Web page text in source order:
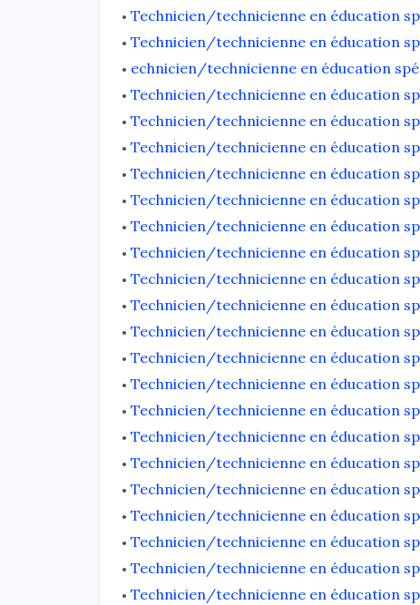
Technicien/technicienne en éducation
Technicien/technicienne en éducation
echnicien/technicienne en éducation
Technicien/technicienne en éducation
Technicien/technicienne en éducation
Technicien/technicienne en éducation
Technicien/technicienne en éducation
Technicien/technicienne en éducation
Technicien/technicienne en éducation
Technicien/technicienne en éducation
Technicien/technicienne en éducation
Technicien/technicienne en éducation
Technicien/technicienne en éducation
Technicien/technicienne en éducation
Technicien/technicienne en éducation
Technicien/technicienne en éducation
Technicien/technicienne en éducation
Technicien/technicienne en éducation
Technicien/technicienne en éducation
Technicien/technicienne en éducation
Technicien/technicienne en éducation
Technicien/technicienne en éducation
Technicien/technicienne en éducation